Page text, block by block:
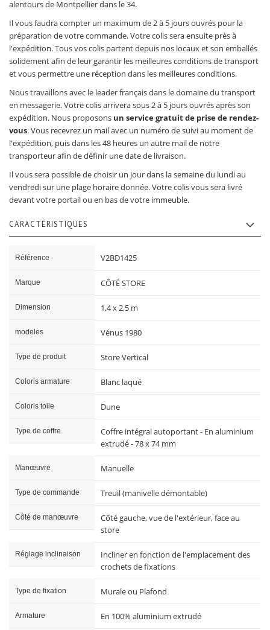
alentours de Montpellier dans le 34.
Il vous faudra compter un maximum de 2 à 5 jours ouvrés pour la
préparation de votre commande. Votre colis sera ensuite près à
l'expédition. Tous vos colis partent depuis nos locaux et son emballés
solidement afin de leur garantir les meilleures conditions de transport
et vous permettre une réception dans les meilleures conditions.
Nous travaillons avec le leader français dans le domaine du transport
en messagerie. Votre colis arrivera sous 2 à 5 jours ouvrés après son
expédition. Nous proposons un service gratuit de prise de rendez-
vous. Vous recevrez un mail avec un numéro de suivi au moment de
l'expédition, puis dans les 48 heures un autre mail de notre
transporteur afin de définir une date de livraison.
Il vous sera possible de choisir un jour dans la semaine du lundi au
vendredi sur une plage horaire donnée. Votre colis vous sera livré
devant votre portail ou en bas de votre immeuble.
CARACTÉRISTIQUES
Référence V2BD1425
Marque CÔTÉ STORE
Dimension 1,4 x 2,5 m
modeles Vénus 1980
Type de produit Store Vertical
Coloris armature Blanc laqué
Coloris toile Dune
Type de coffre
Coffre intégral autoportant - En aluminium
extrudé - 78 x 74 mm
Manœuvre Manuelle
Type de commande Treuil (manivelle démontable)
Côté de manœuvre
Côté gauche, vue de l'extérieur, face au
store
Réglage inclinaison
Incliner en fonction de l'emplacement des
crochets de fixations
Type de fixation Murale ou Plafond
Armature En 100% aluminium extrudé